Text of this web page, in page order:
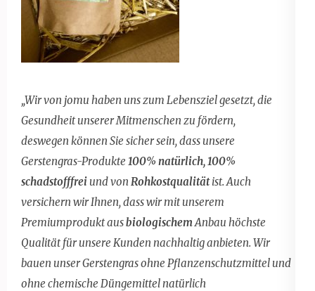
„Wir von jomu haben uns zum Lebensziel gesetzt, die
Gesundheit unserer Mitmenschen zu fördern,
deswegen können Sie sicher sein, dass unsere
Gerstengras-Produkte 100% natürlich, 100%
schadstofffrei und von Rohkostqualitätist. Auch
versichern wir Ihnen, dass wir mit unserem
Premiumprodukt ausbiologischemAnbau höchste
Qualität für unsere Kunden nachhaltig anbieten. Wir
bauen unser Gerstengras ohne Pflanzenschutzmittel und
ohne chemische Düngemittel natürlich